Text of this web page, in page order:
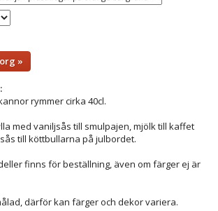
»
rymmer cirka 40cl.
med vaniljsås till smulpajen, mjölk till kaffet
till köttbullarna på julbordet.
finns för beställning, även om färger ej är
därför kan färger och dekor variera.